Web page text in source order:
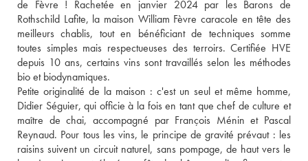
de Fèvre ! Rachetée en janvier 2024 par les Barons de
Rothschild Lafite, la maison William Fèvre caracole en tête des
meilleurs chablis, tout en bénéficiant de techniques somme
toutes simples mais respectueuses des terroirs. Certifiée HVE
depuis 10 ans, certains vins sont travaillés selon les méthodes
bio et biodynamiques.
Petite originalité de la maison : c'est un seul et même homme,
Didier Séguier, qui officie à la fois en tant que chef de culture et
maître de chai, accompagné par François Ménin et Pascal
Reynaud. Pour tous les vins, le principe de gravité prévaut : les
raisins suivent un circuit naturel, sans pompage, de haut vers le